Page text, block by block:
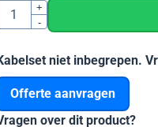
+
-
niet inbegrepen.
Offerte aanvragen
over dit product?